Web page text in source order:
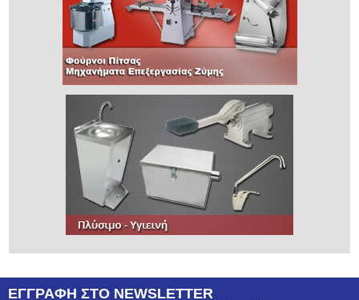
ΕΓΓΡΑΦΗ ΣΤΟ NEWSLETTER